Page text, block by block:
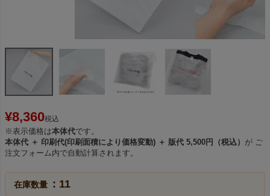
¥8,360税込
※表示価格は本体代です。
本体代 ＋ 印刷代(印刷面積により価格変動) ＋ 版代 5,500円（税込） が ご
注文フォーム内で自動計算されます。
在庫数量 11